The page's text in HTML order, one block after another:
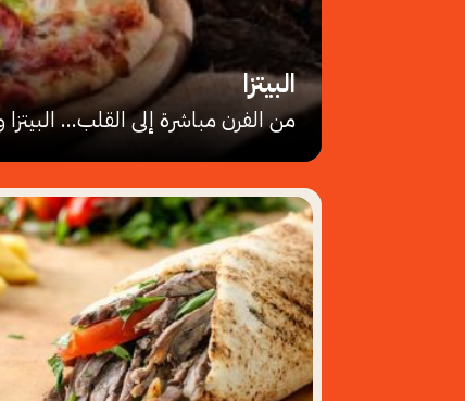
البيتزا
من الفرن مباشرة إلى القلب...